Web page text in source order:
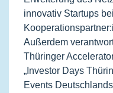
innovativ Startups
Außerdem
Thüringer
„Investor Days
Events